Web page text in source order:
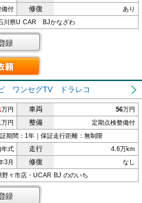
備付 修復 あり
川県U CAR BJかなざわ
ビ ワンセグTV ドラレコ
万円 車両 56万円
円 整備 定期点検整備付
期間：1年｜保証走行距離：無制限
年式 走行 4.6万km
3月 修復 なし
野々市店・UCAR BJ ののいち